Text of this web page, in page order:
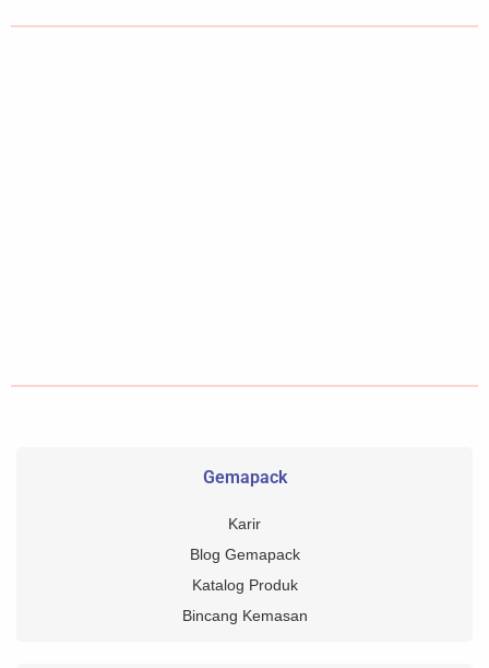
Gemapack
Karir
Blog Gemapack
Katalog Produk
Bincang Kemasan